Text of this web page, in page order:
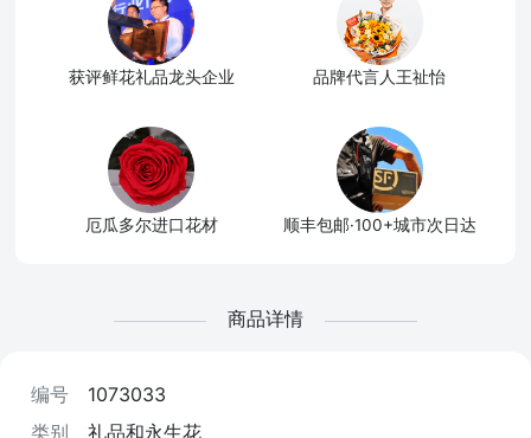
获评鲜花礼品龙头企业 品牌代言人王祉怡
厄瓜多尔进口花材 顺丰包邮·100+城市次日达
商品详情
编号
1073033
类别
礼品和永生花